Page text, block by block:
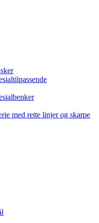
med rette linjer og skarpe